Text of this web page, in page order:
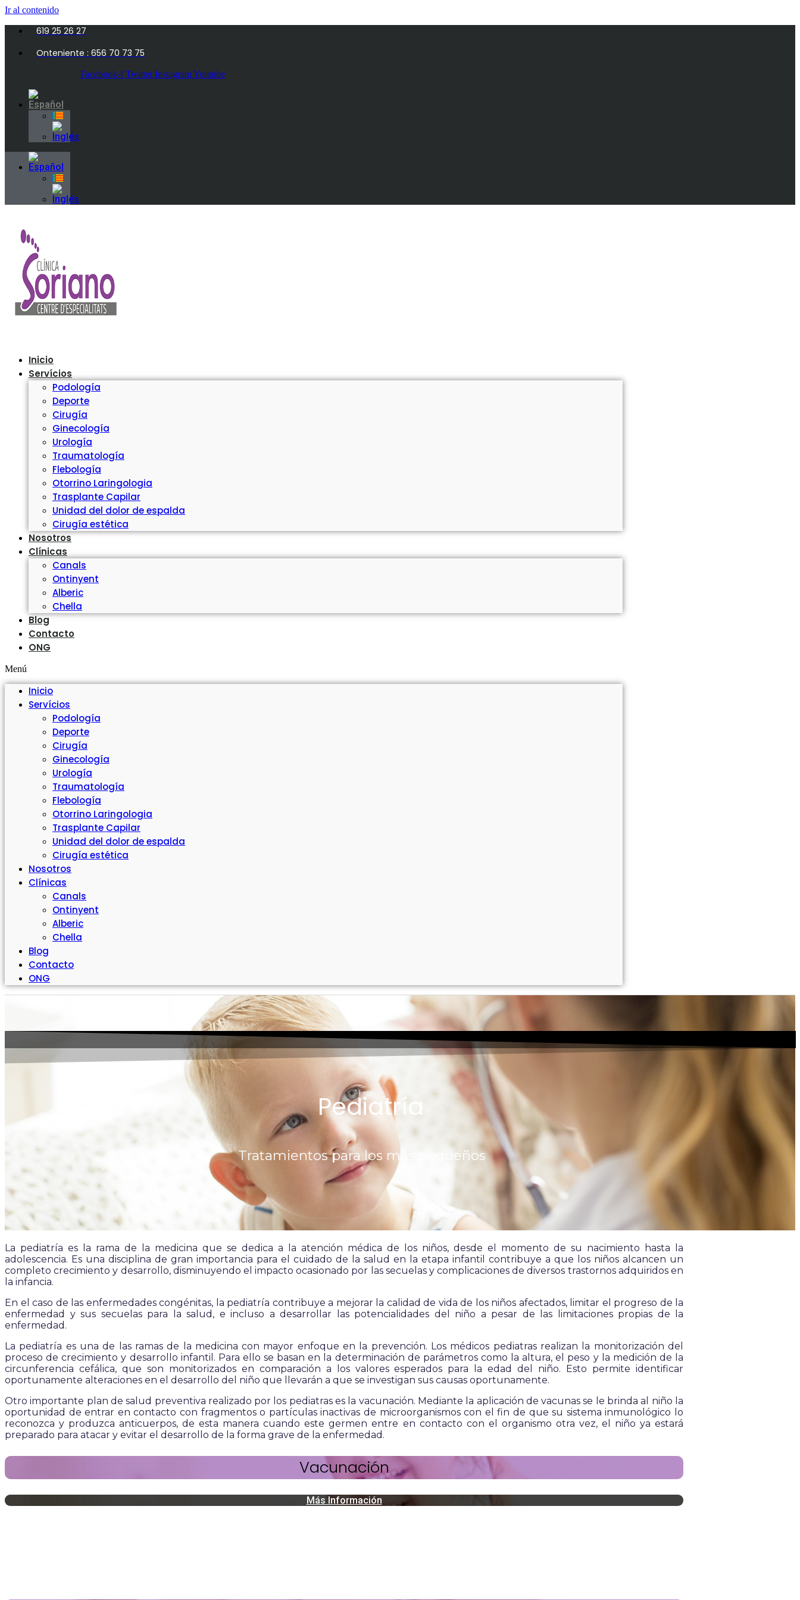
Ir al contenido
619 25 26 27
Onteniente : 656 70 73 75
Facebook-f Twitter Instagram Youtube
Inicio
Servícios
Podología
Deporte
Cirugía
Ginecología
Urología
Traumatología
Flebología
Otorrino Laringologia
Trasplante Capilar
Unidad del dolor de espalda
Cirugía estética
Nosotros
Clínicas
Canals
Ontinyent
Alberic
Chella
Blog
Contacto
ONG
Menú
Inicio
Servícios
Podología
Deporte
Cirugía
Ginecología
Urología
Traumatología
Flebología
Otorrino Laringologia
Trasplante Capilar
Unidad del dolor de espalda
Cirugía estética
Nosotros
Clínicas
Canals
Ontinyent
Alberic
Chella
Blog
Contacto
ONG
Pediatría
Tratamientos para los más pequeños
La pediatría es la rama de la medicina que se dedica a la atención médica de los niños, desde el momento de su nacimiento hasta la
adolescencia. Es una disciplina de gran importancia para el cuidado de la salud en la etapa infantil contribuye a que los niños alcancen un
completo crecimiento y desarrollo, disminuyendo el impacto ocasionado por las secuelas y complicaciones de diversos trastornos adquiridos en
la infancia.
En el caso de las enfermedades congénitas, la pediatría contribuye a mejorar la calidad de vida de los niños afectados, limitar el progreso de la
enfermedad y sus secuelas para la salud, e incluso a desarrollar las potencialidades del niño a pesar de las limitaciones propias de la
enfermedad.
La pediatría es una de las ramas de la medicina con mayor enfoque en la prevención. Los médicos pediatras realizan la monitorización del
proceso de crecimiento y desarrollo infantil. Para ello se basan en la determinación de parámetros como la altura, el peso y la medición de la
circunferencia cefálica, que son monitorizados en comparación a los valores esperados para la edad del niño. Esto permite identificar
oportunamente alteraciones en el desarrollo del niño que llevarán a que se investigan sus causas oportunamente.
Otro importante plan de salud preventiva realizado por los pediatras es la vacunación. Mediante la aplicación de vacunas se le brinda al niño la
oportunidad de entrar en contacto con fragmentos o partículas inactivas de microorganismos con el fin de que su sistema inmunológico lo
reconozca y produzca anticuerpos, de esta manera cuando este germen entre en contacto con el organismo otra vez, el niño ya estará
preparado para atacar y evitar el desarrollo de la forma grave de la enfermedad.
Vacunación
Más Información